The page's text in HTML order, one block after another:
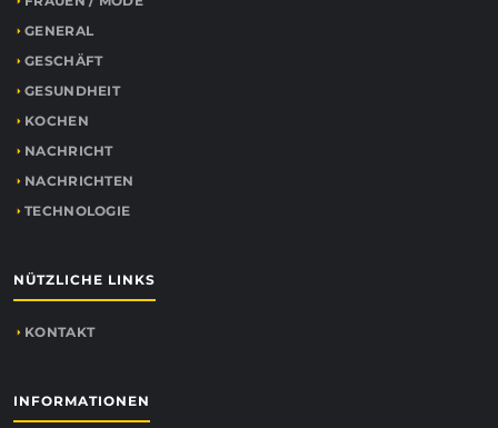
GENERAL
GESCHÄFT
GESUNDHEIT
KOCHEN
NACHRICHT
NACHRICHTEN
TECHNOLOGIE
NÜTZLICHE LINKS
KONTAKT
INFORMATIONEN